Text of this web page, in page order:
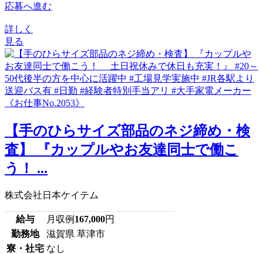
応募へ進む
詳しく
見る
【手のひらサイズ部品のネジ締め・検
査】 『カップルやお友達同士で働こ
う！ ...
株式会社日本ケイテム
給与 月収例 167,000円
勤務地
滋賀県 草津市
寮・社宅 なし